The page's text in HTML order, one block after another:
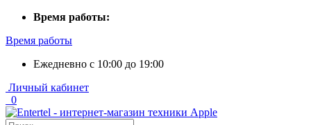
Время работы:
Время работы
Ежедневно с 10:00 до 19:00
Личный кабинет
0